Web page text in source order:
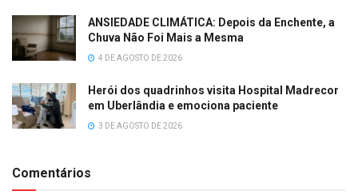
ANSIEDADE CLIMÁTICA: Depois da Enchente, a
Chuva Não Foi Mais a Mesma
4 DE AGOSTO DE 2026
Herói dos quadrinhos visita Hospital Madrecor
em Uberlândia e emociona paciente
3 DE AGOSTO DE 2026
Comentários